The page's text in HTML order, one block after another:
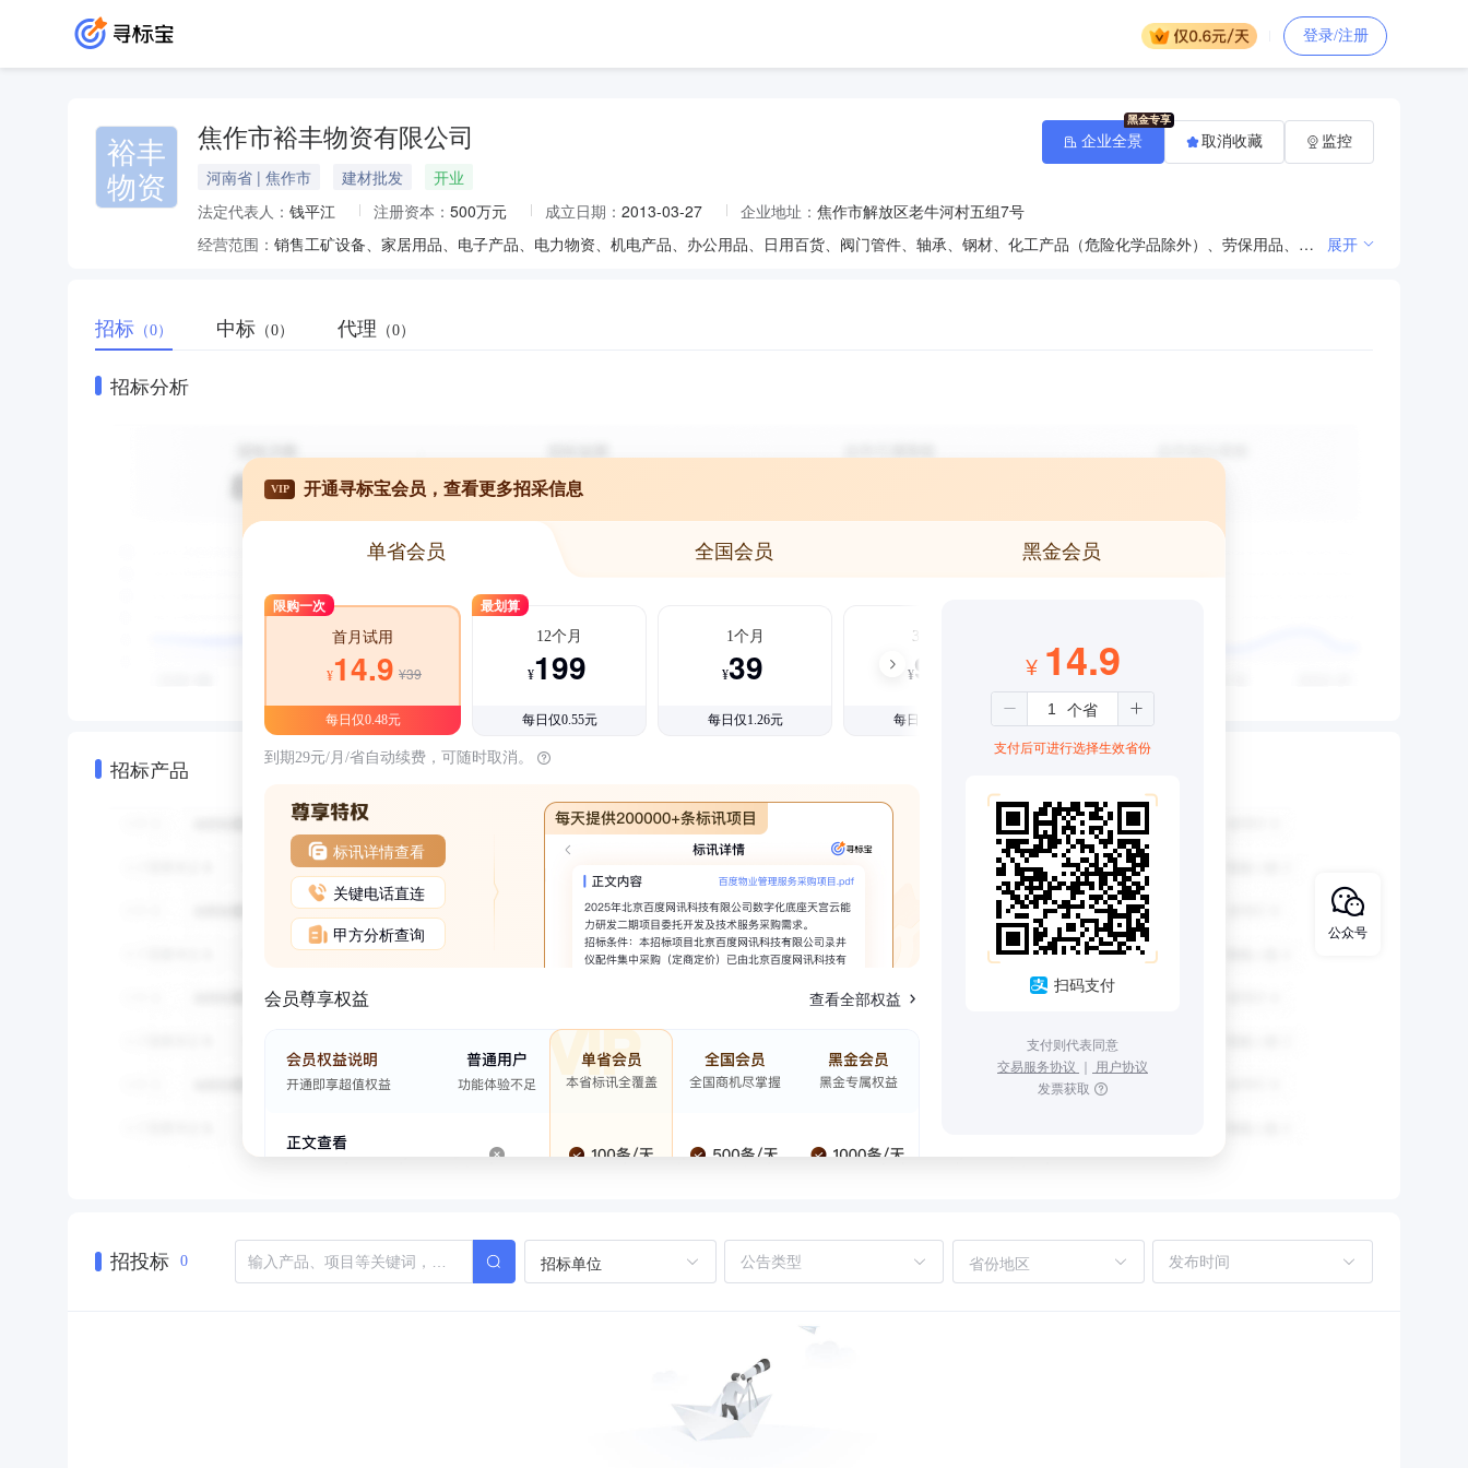
登录/注册
裕丰
物资
焦作市裕丰物资有限公司
河南省 | 焦作市 建材批发
开业
法定代表人： 钱平江 注册资本： 500万元 成立日期： 2013-03-27 企业地址： 焦作市解放区老牛河村五组7号
经营范围：
销售工矿设备、家居用品、电子产品、电力物资、机电产品、办公用品、日用百货、阀门管件、轴承、钢材、化工产品（危险化学品除外）、劳保用品、一类医疗器械、实验室设备及耗材、机械设备、无纺布制品、棉织品** 展开
企业全景 取消收藏 监控
招标 （0） 中标 （0） 代理 （0）
招标分析
招标产品
VIP 开通寻标宝会员，查看更多招采信息
单省会员 全国会员 黑金会员
限购一次
首月试用
¥14.9 ¥39
每日仅0.48元
最划算
12个月
¥199
每日仅0.55元
1个月
¥39
每日仅1.26元
3个月
¥99
每日仅1.08元
到期29元/月/省自动续费，可随时取消。
标讯详情查看
关键电话直连
甲方分析查询
会员尊享权益 查看全部权益
¥ 14.9
支付后可进行选择生效省份
扫码支付
支付则代表同意
交易服务协议 ｜ 用户协议
发票获取
招投标 0 招标单位 省份地区
公众号